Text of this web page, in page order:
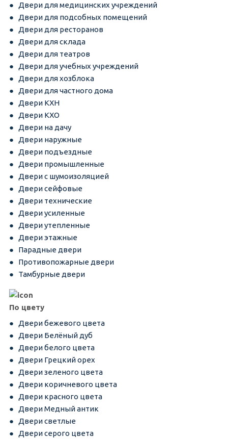
Двери для медицинских учреждений
Двери для подсобных помещений
Двери для ресторанов
Двери для склада
Двери для театров
Двери для учебных учреждений
Двери для хозблока
Двери для частного дома
Двери КХН
Двери КХО
Двери на дачу
Двери наружные
Двери подъездные
Двери промышленные
Двери с шумоизоляцией
Двери сейфовые
Двери технические
Двери усиленные
Двери утепленные
Двери этажные
Парадные двери
Противопожарные двери
Тамбурные двери
По цвету
Двери бежевого цвета
Двери Белёный дуб
Двери белого цвета
Двери Грецкий орех
Двери зеленого цвета
Двери коричневого цвета
Двери красного цвета
Двери Медный антик
Двери светлые
Двери серого цвета